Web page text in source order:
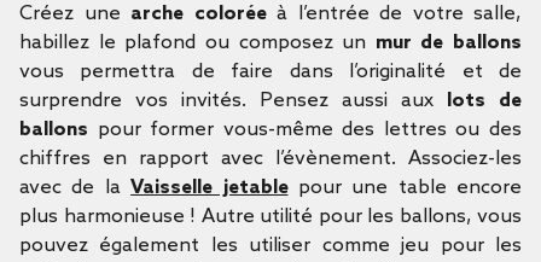
Créez une arche coloréeà l’entrée de votre salle,
habillez le plafond ou composez un mur de ballons
vous permettra de faire dans l’originalité et de
surprendre vos invités. Pensez aussi aux lots de
ballons pour former vous-même des lettres ou des
chiffres en rapport avec l’évènement. Associez-les
avec de laVaisselle jetablepour une table encore
plus harmonieuse ! Autre utilité pour les ballons, vous
pouvez également les utiliser comme jeu pour les